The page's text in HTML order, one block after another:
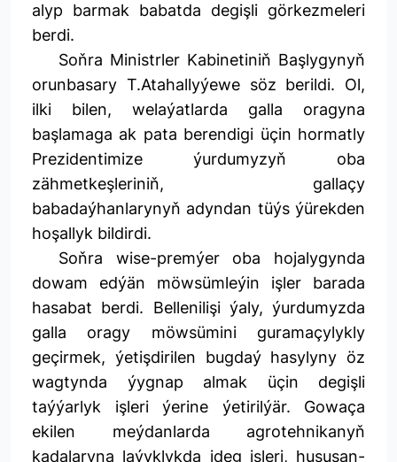
alyp barmak babatda degişli görkezmeleri
berdi.
Soňra Ministrler Kabinetiniň Başlygynyň
orunbasary T.Atahallyýewe söz berildi. Ol,
ilki bilen, welaýatlarda galla oragyna
başlamaga ak pata berendigi üçin hormatly
Prezidentimize ýurdumyzyň oba
zähmetkeşleriniň, gallaçy
babadaýhanlarynyň adyndan tüýs ýürekden
hoşallyk bildirdi.
Soňra wise-premýer oba hojalygynda
dowam edýän möwsümleýin işler barada
hasabat berdi. Bellenilişi ýaly, ýurdumyzda
galla oragy möwsümini guramaçylykly
geçirmek, ýetişdirilen bugdaý hasylyny öz
wagtynda ýygnap almak üçin degişli
taýýarlyk işleri ýerine ýetirilýär. Gowaça
ekilen meýdanlarda agrotehnikanyň
kadalaryna laýyklykda ideg işleri, hususan-